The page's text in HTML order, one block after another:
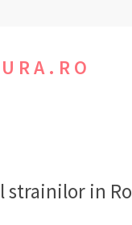
strainilor in